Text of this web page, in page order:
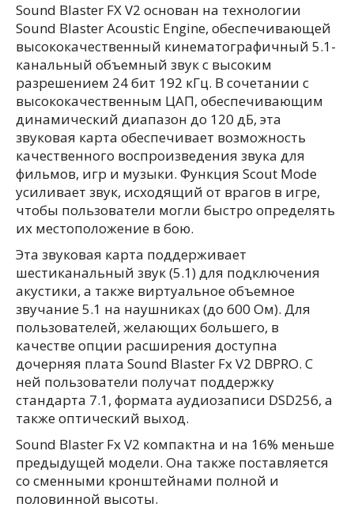
Sound Blaster FX V2 основан на технологии
Sound Blaster Acoustic Engine, обеспечивающей
высококачественный кинематографичный 5.1-
канальный объемный звук с высоким
разрешением 24 бит 192 кГц. В сочетании с
высококачественным ЦАП, обеспечивающим
динамический диапазон до 120 дБ, эта
звуковая карта обеспечивает возможность
качественного воспроизведения звука для
фильмов, игр и музыки. Функция Scout Mode
усиливает звук, исходящий от врагов в игре,
чтобы пользователи могли быстро определять
их местоположение в бою.
Эта звуковая карта поддерживает
шестиканальный звук (5.1) для подключения
акустики, а также виртуальное объемное
звучание 5.1 на наушниках (до 600 Ом). Для
пользователей, желающих большего, в
качестве опции расширения доступна
дочерняя плата Sound Blaster Fx V2 DBPRO. С
ней пользователи получат поддержку
стандарта 7.1, формата аудиозаписи DSD256, а
также оптический выход.
Sound Blaster Fx V2 компактна и на 16% меньше
предыдущей модели. Она также поставляется
со сменными кронштейнами полной и
половинной высоты.